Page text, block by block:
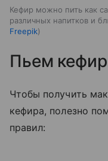
Кефир можно пить как
различных напитков и
Freepik
Пьем
Чтобы получить
кефира, полезно
правил: